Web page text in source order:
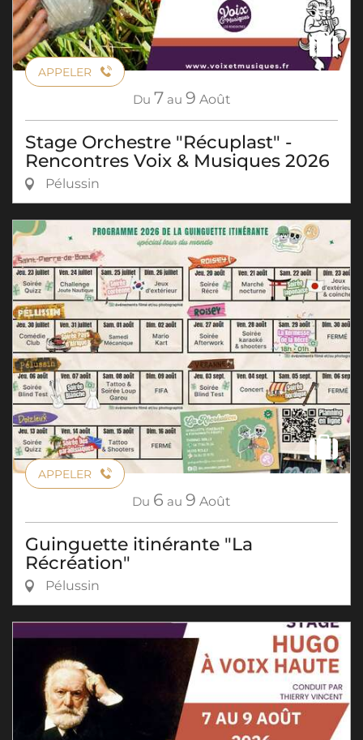
APPELER
Du 7 au 9 Août
Stage Orchestre "Récuplast" -
Rencontres Voix & Musiques 2026
Pélussin
APPELER
Du 6 au 9 Août
Guinguette itinérante "La
Récréation"
Pélussin